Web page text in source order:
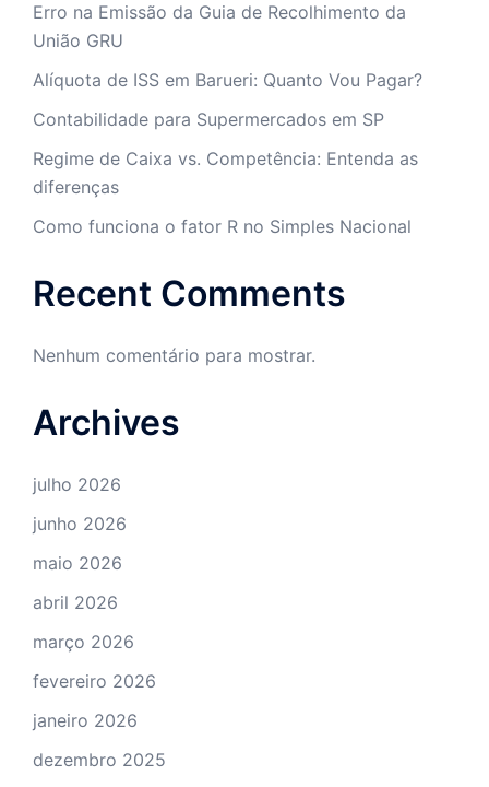
Erro na Emissão da Guia de Recolhimento da
União GRU
Alíquota de ISS em Barueri: Quanto Vou Pagar?
Contabilidade para Supermercados em SP
Regime de Caixa vs. Competência: Entenda as
diferenças
Como funciona o fator R no Simples Nacional
Recent Comments
Nenhum comentário para mostrar.
Archives
julho 2026
junho 2026
maio 2026
abril 2026
março 2026
fevereiro 2026
janeiro 2026
dezembro 2025